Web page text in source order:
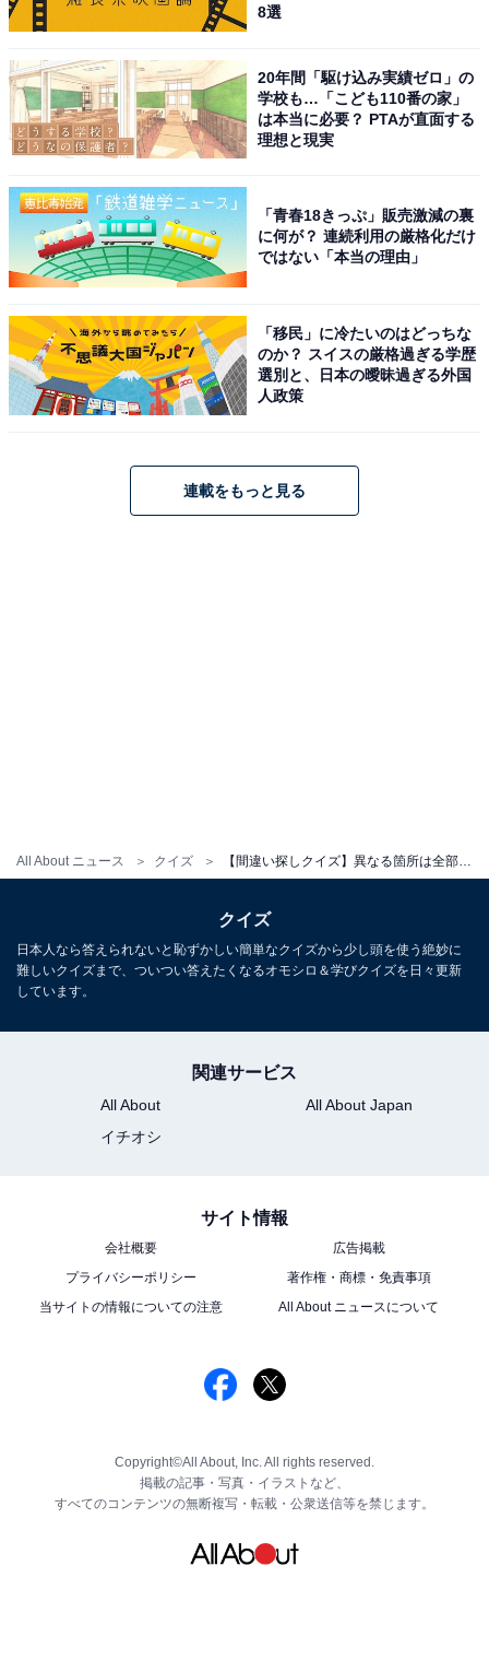
All About ニュース クイズ
8選
20年間「駆け込み実績ゼロ」の
学校も…「こども110番の家」
は本当に必要？ PTAが直面する
理想と現実
「青春18きっぷ」販売激減の裏
に何が？ 連続利用の厳格化だけ
ではない「本当の理由」
「移民」に冷たいのはどっちな
のか？ スイスの厳格過ぎる学歴
選別と、日本の曖昧過ぎる外国
人政策
連載をもっと見る
クイズ
日本人なら答えられないと恥ずかしい簡単なクイズから少し頭を使う絶妙に
難しいクイズまで、ついつい答えたくなるオモシロ＆学びクイズを日々更新
しています。
関連サービス
All About
All About Japan
イチオシ
サイト情報
会社概要
広告掲載
プライバシーポリシー
著作権・商標・免責事項
当サイトの情報についての注意
All About ニュースについて
Copyright©All About, Inc. All rights reserved.
掲載の記事・写真・イラストなど、
すべてのコンテンツの無断複写・転載・公衆送信等を禁じます。